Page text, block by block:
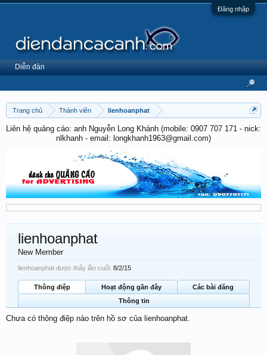
Đăng nhập
Trang chủ Thành viên lienhoanphat
Liên hệ quảng cáo: anh Nguyễn Long Khánh (mobile: 0907 707 171 - nick:
nlkhanh - email: longkhanh1963@gmail.com)
lienhoanphat
New Member
lienhoanphat được thấy lần cuối: 8/2/15
Thông điệp Hoạt động gần đây
Các bài đăng
Thông tin
Chưa có thông điệp nào trên hồ sơ của lienhoanphat.
Diễn đàn